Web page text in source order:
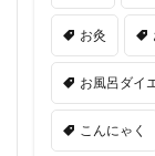
お灸
お風呂ダイ
こんにゃく